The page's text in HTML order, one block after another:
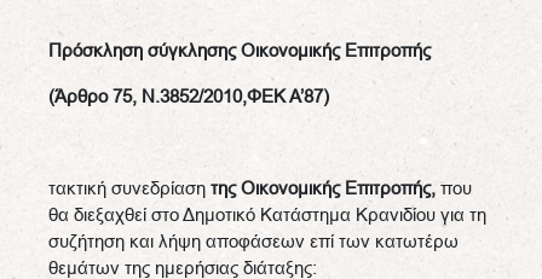
Πρόσκληση σύγκλησης Οικονομικής Επιτροπής
(Άρθρο 75, Ν.3852/2010,ΦΕΚ Α’87)
τακτική συνεδρίαση της Οικονομικής Επιτροπής, που
θα διεξαχθεί στο Δημοτικό Κατάστημα Κρανιδίου για τη
συζήτηση και λήψη αποφάσεων επί των κατωτέρω
θεμάτων της ημερήσιας διάταξης: